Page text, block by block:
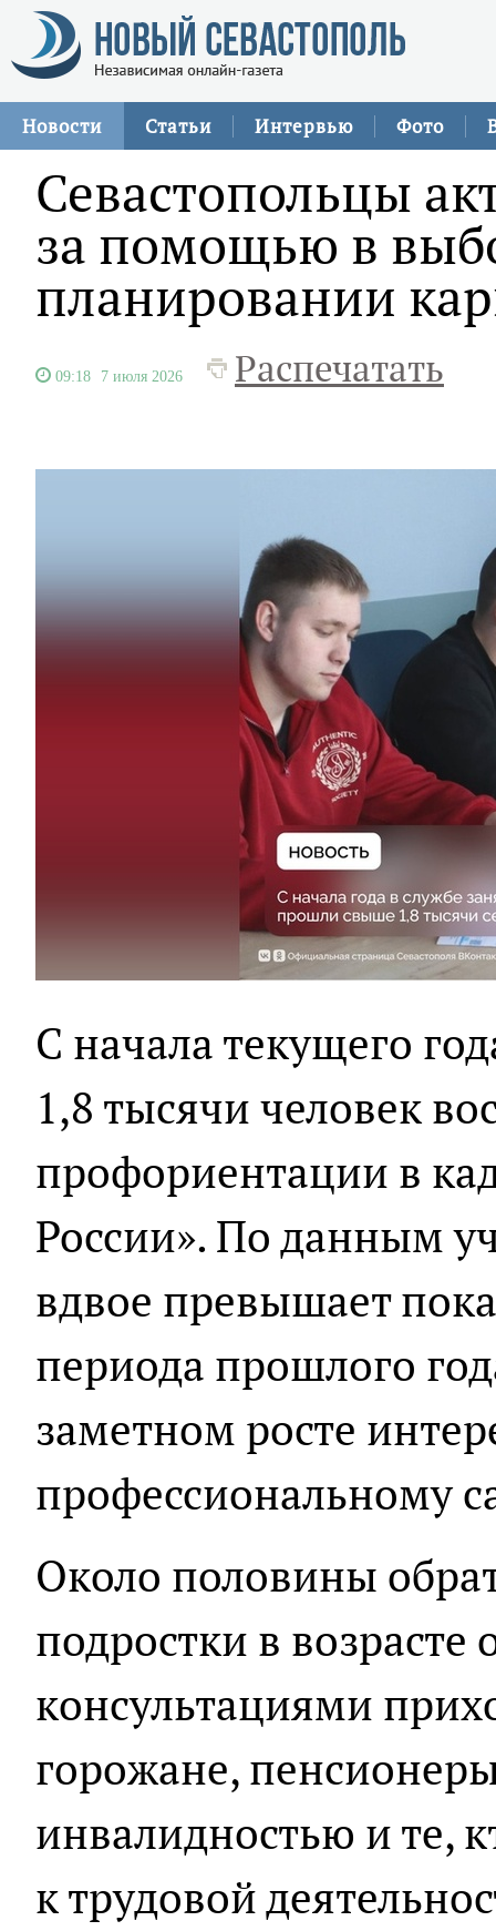
Новости Статьи Интервью Фото
Севастопольцы
за помощью в
планировании
09:18 7 июля 2026 Распечатать
С начала текущего
1,8 тысячи человек
профориентации в
России». По данным
вдвое превышает
периода прошлого
заметном росте
профессиональному
Около половины
подростки в возрасте
консультациями
горожане,
инвалидностью и те,
к трудовой